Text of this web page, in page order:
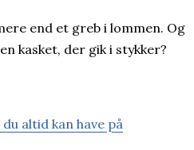
end et greb i lommen. Og
kasket, der gik i stykker?
altid kan have på